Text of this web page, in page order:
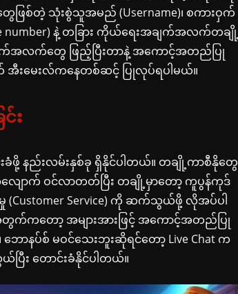
ြစ်တဲ့ သုံးစွဲသူအမည် (Username)၊ စကားဝှက်
number) နဲ့ တခြား ကိုယ်ရေးအချက်အလက်တချို့
က်အလက်တွေ ဖြည့်ပြီးတာနဲ့ အကောင့်အတည်ပြု
တ် အီးမေးလ်ကနေတစ်ဆင့် ပြုလုပ်ရပါမယ်။
း
းခံဖို့ နည်းလမ်းနှစ်ခု ရှိနိုင်ပါတယ်။ တချို့ကာစီနိုတွေ
ောက် ဝင်လာတတ်ပြီး တချို့မှာတော့ ကူပွန်ကုဒ်
Service) ကို ဆက်သွယ်ဖို့ လိုအပ်ပါ
တွက်ကတော့ အများအားဖြင့် အကောင့်အတည်ပြု
ာနပ်စ် မဝင်သေးဘူးဆိုရင်တော့ Live Chat က
း တောင်းခံနိုင်ပါတယ်။